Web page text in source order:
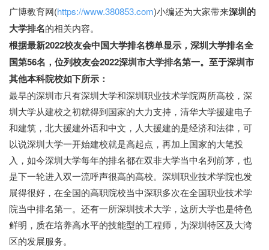
广博教育网(https://www.380853.com)小编还为大家带来深圳的
大学排名的相关内容。
根据最新2022校友会中国大学排名榜单显示，深圳大学排名全
国第56名，位列校友会2022深圳市大学排名第一。至于深圳市
其他本科院校如下所示：
最早的深圳市只有深圳大学和深圳职业技术学院两所高校，深
圳大学从建校之初就得到国家的大力支持，清华大学援建电子
和建筑，北大援建外语和中文，人大援建的是经济和法律，可
以说深圳大学一开始建校就是高起点，再加上国家的大笔投
入，如今深圳大学每年的排名都在双非大学当中名列前茅，也
是下一轮进入双一流呼声很高的高校。深圳职业技术学院也发
展得很好，在全国的高职院校当中深职多次在全国职业技术学
院当中排名第一。还有一所深圳技术大学，这所大学也是特色
鲜明，质在培养高水平的技能型的工程师，为深圳特区及大湾
区的发展服务。